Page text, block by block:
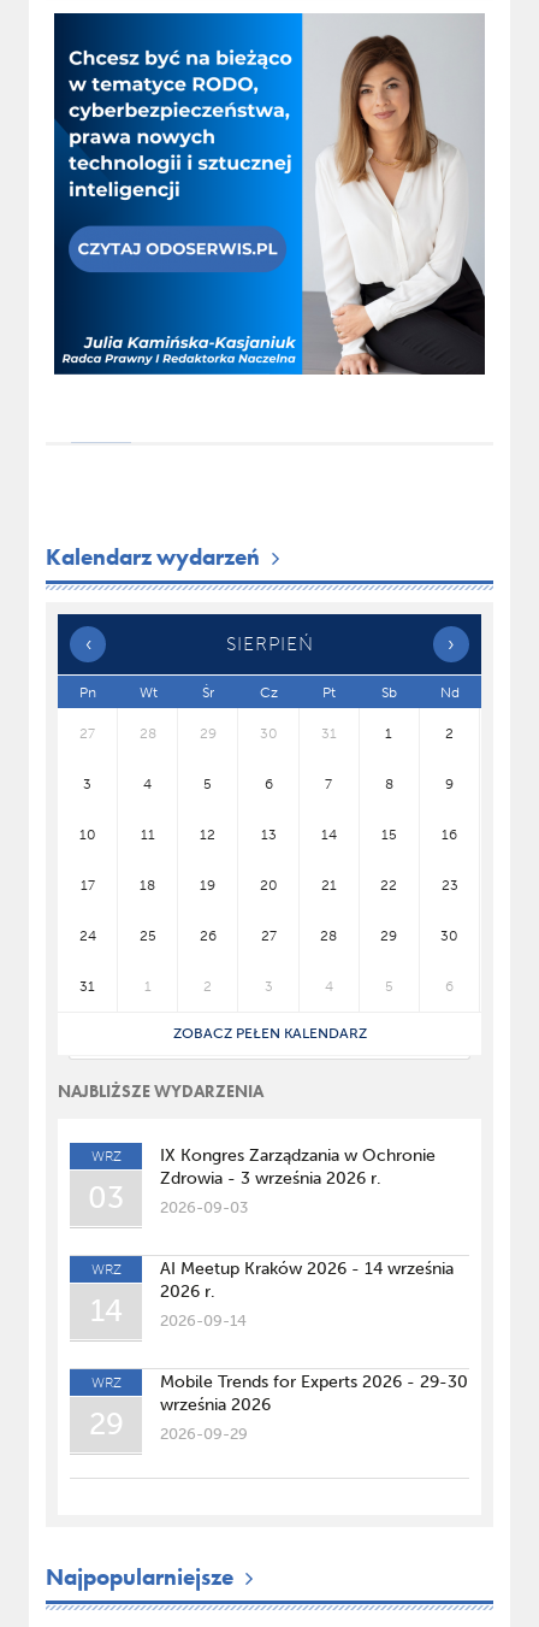
Kalendarz wydarzeń
‹ SIERPIEŃ ›
Pn Wt Śr Cz Pt Sb Nd
27 28 29 30 31 1 2
3 4 5 6 7 8 9
10 11 12 13 14 15 16
17 18 19 20 21 22 23
24 25 26 27 28 29 30
31 1 2 3 4 5 6
ZOBACZ PEŁEN KALENDARZ
NAJBLIŻSZE WYDARZENIA
WRZ
03
IX Kongres Zarządzania w Ochronie
Zdrowia - 3 września 2026 r.
2026-09-03
WRZ
14
AI Meetup Kraków 2026 - 14 września
2026 r.
2026-09-14
WRZ
29
Mobile Trends for Experts 2026 - 29-30
września 2026
2026-09-29
Najpopularniejsze